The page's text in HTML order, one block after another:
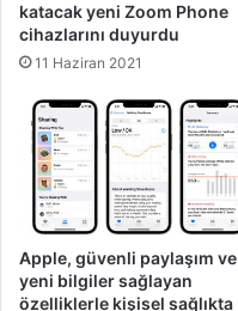
katacak yeni Zoom Phone
cihazlarını duyurdu
11 Haziran 2021
Apple, güvenli paylaşım ve
yeni bilgiler sağlayan
özelliklerle kişisel sağlıkta